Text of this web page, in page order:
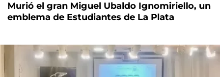
Murió el gran Miguel Ubaldo Ignomiriello, un
emblema de Estudiantes de La Plata